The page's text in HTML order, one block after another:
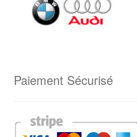
Paiement Sécurisé